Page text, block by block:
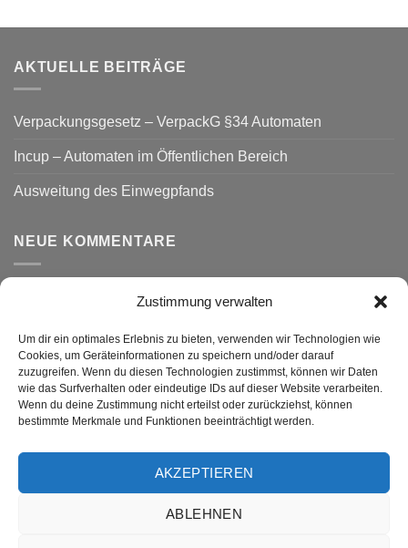
Zustimmung verwalten
Um dir ein optimales Erlebnis zu bieten, verwenden wir Technologien wie
Cookies, um Geräteinformationen zu speichern und/oder darauf
zuzugreifen. Wenn du diesen Technologien zustimmst, können wir Daten
wie das Surfverhalten oder eindeutige IDs auf dieser Website verarbeiten.
Wenn du deine Zustimmung nicht erteilst oder zurückziehst, können
bestimmte Merkmale und Funktionen beeinträchtigt werden.
AKZEPTIEREN
ABLEHNEN
AKTUELLE BEITRÄGE
Verpackungsgesetz – VerpackG §34 Automaten
Incup – Automaten im Öffentlichen Bereich
Ausweitung des Einwegpfands
NEUE KOMMENTARE
PayPal MasterCard
WIDERRUF